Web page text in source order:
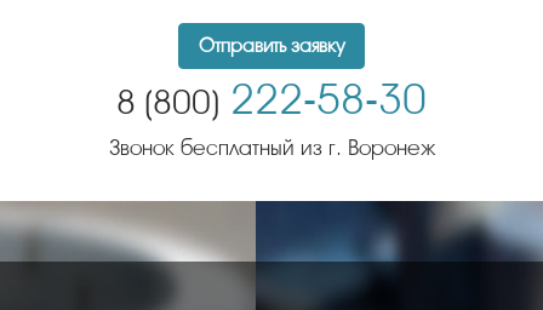
Отправить заявку
8 (800) 222-58-30
Звонок бесплатный из г. Воронеж